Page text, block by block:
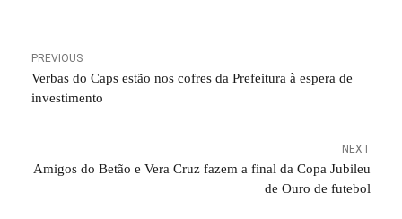
PREVIOUS
Verbas do Caps estão nos cofres da Prefeitura à espera de
investimento
NEXT
Amigos do Betão e Vera Cruz fazem a final da Copa Jubileu
de Ouro de futebol